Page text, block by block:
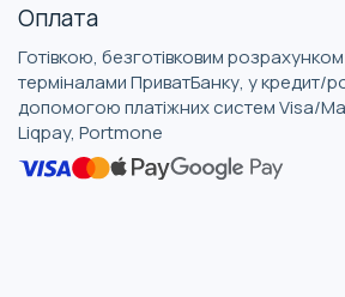
Оплата
Готівкою, безготівковим
терміналами ПриватБанку, у кредит/
допомогою платіжних систем Visa/
Liqpay, Portmone